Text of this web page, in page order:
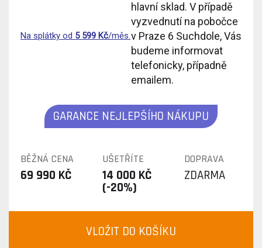
Na splátky od 5 599 Kč/měs.
hlavní sklad. V případě
vyzvednutí na pobočce
v Praze 6 Suchdole, Vás
budeme informovat
telefonicky, případně
emailem.
GARANCE NEJLEPŠÍHO NÁKUPU
BĚŽNÁ CENA UŠETŘÍTE DOPRAVA
69 990 KČ 14 000 KČ
(-20%)
ZDARMA
VLOŽIT DO KOŠÍKU